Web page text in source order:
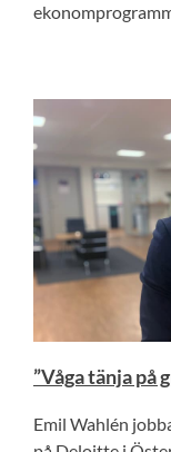
”Våga tänja på
Emil Wahlén